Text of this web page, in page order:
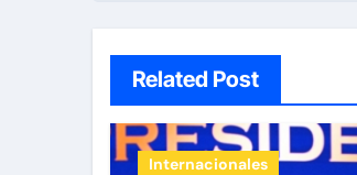
Related Post
Internacionales